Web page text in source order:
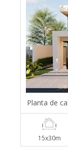
Planta de
15x30m